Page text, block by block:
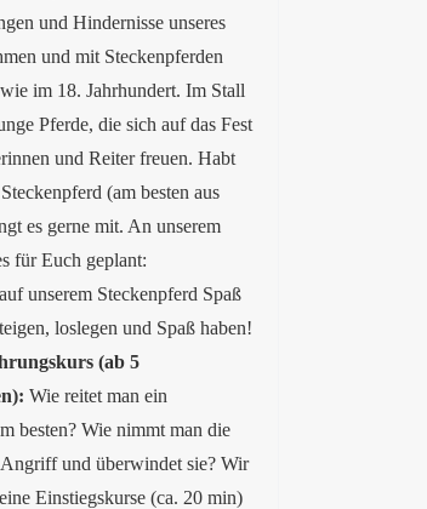
und Hindernisse unseres
und mit Steckenpferden
im 18. Jahrhundert. Im Stall
Pferde, die sich auf das Fest
und Reiter freuen. Habt
(am besten aus
es gerne mit. An unserem
für Euch geplant:
auf unserem Steckenpferd Spaß
loslegen und Spaß haben!
(ab 5
Wie reitet man ein
besten? Wie nimmt man die
und überwindet sie? Wir
Einstiegskurse (ca. 20 min)